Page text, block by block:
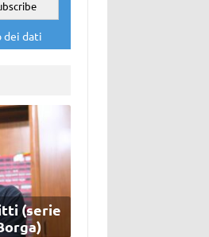
dei dati
(serie